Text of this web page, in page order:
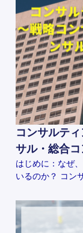
コンサルテ
サル・総合
はじめに：なぜ
いるのか？ コン